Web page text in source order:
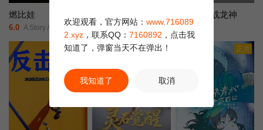
燃比娃
6.0 A Story About Fire/ 2.0 剧场版/我内心的糟糕念头(台)/The Dangers in My Heart: The Movie/
哪吒之决战龙神
6.0
正片 正片
欢迎观看，官方网站： www.716089
2.xyz ，联系QQ： 7160892 ，点击我
知道了，弹窗当天不在弹出！
我知道了 取消